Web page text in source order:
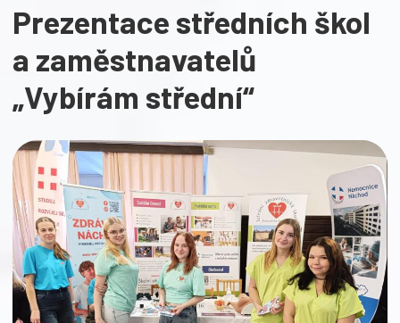
Prezentace středních škol
a zaměstnavatelů
„Vybírám střední“